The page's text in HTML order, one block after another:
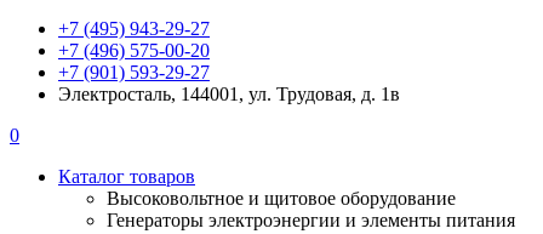
+7 (495) 943-29-27
+7 (496) 575-00-20
+7 (901) 593-29-27
Электросталь, 144001, ул. Трудовая, д. 1в
0
Каталог товаров
Высоковольтное и щитовое оборудование
Генераторы электроэнергии и элементы питания